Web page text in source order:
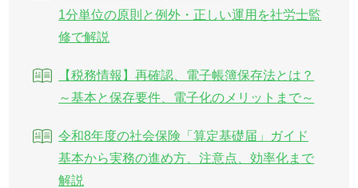
1分単位の原則と例外・正しい運用を社労士監
修で解説
【税務情報】再確認、電子帳簿保存法とは？
～基本と保存要件、電子化のメリットまで～
令和8年度の社会保険「算定基礎届」ガイド
基本から実務の進め方、注意点、効率化まで
解説